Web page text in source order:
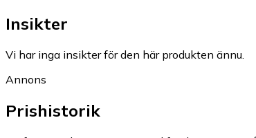
Insikter
Vi har inga insikter för den här produkten ännu.
Annons
Prishistorik